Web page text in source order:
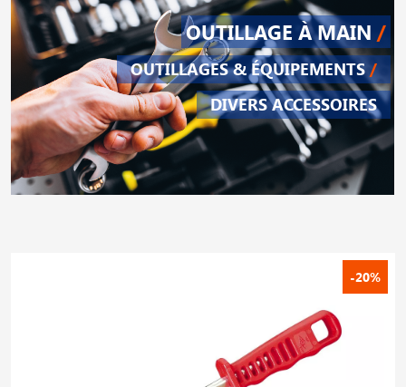
OUTILLAGE À MAIN /
OUTILLAGES & ÉQUIPEMENTS /
DIVERS ACCESSOIRES
-20%